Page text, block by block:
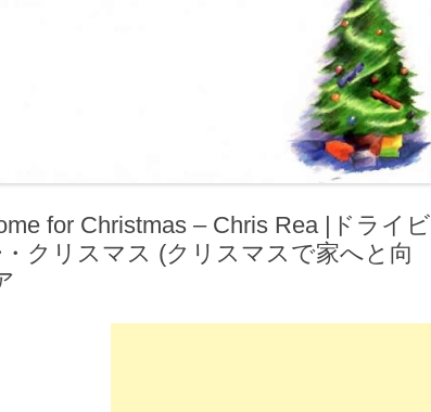
for Christmas – Chris Rea |ドライビ
クリスマス (クリスマスで家へと向